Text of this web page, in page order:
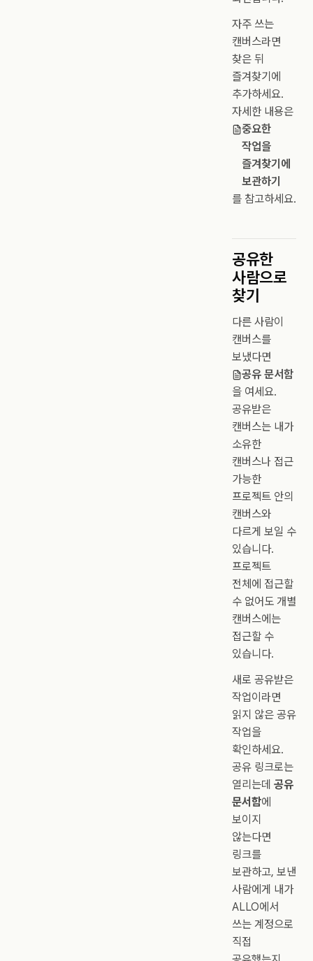
자주 쓰는
캔버스라면
찾은 뒤
즐겨찾기에
추가하세요.
자세한 내용은
중요한
작업을
즐겨찾기에
보관하기
를 참고하세요.
공유한
사람으로
찾기
다른 사람이
캔버스를
보냈다면
공유 문서함
을 여세요.
공유받은
캔버스는 내가
소유한
캔버스나 접근
가능한
프로젝트 안의
캔버스와
다르게 보일 수
있습니다.
프로젝트
전체에 접근할
수 없어도 개별
캔버스에는
접근할 수
있습니다.
새로 공유받은
작업이라면
읽지 않은 공유
작업을
확인하세요.
공유 링크로는
열리는데 공유
문서함에
보이지
않는다면
링크를
보관하고, 보낸
사람에게 내가
ALLO에서
쓰는 계정으로
직접